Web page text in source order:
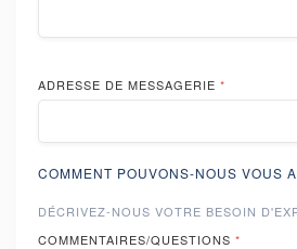
ADRESSE DE MESSAGERIE *
COMMENT POUVONS-NOUS VOUS
DÉCRIVEZ-NOUS VOTRE BESOIN
COMMENTAIRES/QUESTIONS *